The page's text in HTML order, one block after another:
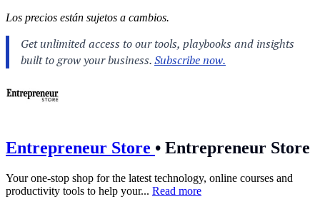
Los precios están sujetos a cambios.
Entrepreneur Store • Entrepreneur Store
Your one-stop shop for the latest technology, online courses and
productivity tools to help your... Read more